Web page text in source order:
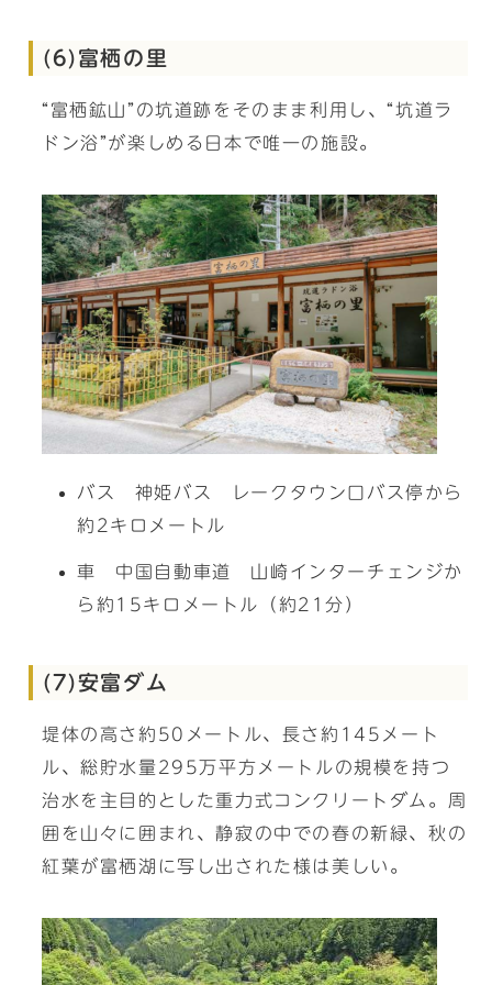
(6)富栖の里
“富栖鉱山”の坑道跡をそのまま利用し、“坑道ラ
ドン浴”が楽しめる日本で唯一の施設。
バス 神姫バス レークタウン口バス停から
約2キロメートル
車 中国自動車道 山崎インターチェンジか
ら約15キロメートル（約21分）
(7)安富ダム
堤体の高さ約50メートル、長さ約145メート
ル、総貯水量295万平方メートルの規模を持つ
治水を主目的とした重力式コンクリートダム。周
囲を山々に囲まれ、静寂の中での春の新緑、秋の
紅葉が富栖湖に写し出された様は美しい。